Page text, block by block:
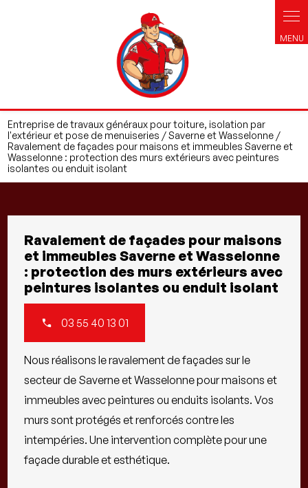
Entreprise de travaux généraux pour toiture, isolation par
l'extérieur et pose de menuiseries / Saverne et Wasselonne /
Ravalement de façades pour maisons et immeubles Saverne et
Wasselonne : protection des murs extérieurs avec peintures
isolantes ou enduit isolant
Ravalement de façades pour maisons
et immeubles Saverne et Wasselonne
: protection des murs extérieurs avec
peintures isolantes ou enduit isolant
03 55 40 13 01
Nous réalisons le ravalement de façades sur le
secteur de Saverne et Wasselonne pour maisons et
immeubles avec peintures ou enduits isolants. Vos
murs sont protégés et renforcés contre les
intempéries. Une intervention complète pour une
façade durable et esthétique.